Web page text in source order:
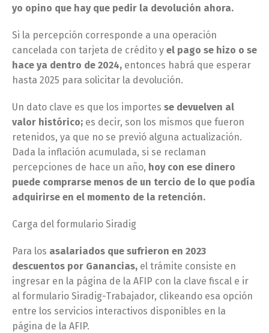
yo opino que hay que pedir la devolución ahora.
Si la percepción corresponde a una operación
cancelada con tarjeta de crédito y el pago se hizo o se
hace ya dentro de 2024, entonces habrá que esperar
hasta 2025 para solicitar la devolución.
Un dato clave es que los importes se devuelven al
valor histórico; es decir, son los mismos que fueron
retenidos, ya que no se previó alguna actualización.
Dada la inflación acumulada, si se reclaman
percepciones de hace un año, hoy con ese dinero
puede comprarse menos de un tercio de lo que podía
adquirirse en el momento de la retención.
Carga del formulario Siradig
Para los asalariados que sufrieron en 2023
descuentos por Ganancias, el trámite consiste en
ingresar en la página de la AFIP con la clave fiscal e ir
al formulario Siradig-Trabajador, clikeando esa opción
entre los servicios interactivos disponibles en la
página de la AFIP.